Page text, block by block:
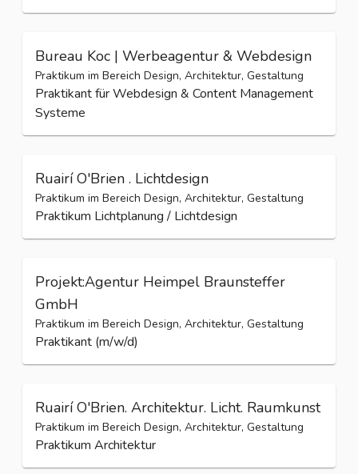
Bureau Koc | Werbeagentur & Webdesign
Praktikum im Bereich Design, Architektur, Gestaltung
Praktikant für Webdesign & Content Management
Systeme
Ruairí O'Brien . Lichtdesign
Praktikum im Bereich Design, Architektur, Gestaltung
Praktikum Lichtplanung / Lichtdesign
Projekt:Agentur Heimpel Braunsteffer
GmbH
Praktikum im Bereich Design, Architektur, Gestaltung
Praktikant (m/w/d)
Ruairí O'Brien. Architektur. Licht. Raumkunst
Praktikum im Bereich Design, Architektur, Gestaltung
Praktikum Architektur